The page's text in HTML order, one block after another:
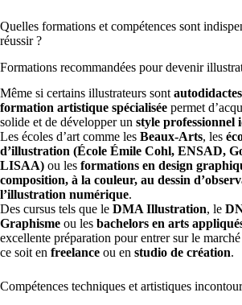
Quelles formations et compétences sont
réussir ?
Formations recommandées pour devenir
Même si certains illustrateurs sont autodidactes
formation artistique spécialisée permet
solide et de développer un style professionnel
Les écoles d’art comme les Beaux-Arts, les
d’illustration (École Émile Cohl, ENSAD,
LISAA) ou les formations en design
composition, à la couleur, au dessin
l’illustration numérique.
Des cursus tels que le DMA Illustration, le
Graphisme ou les bachelors en arts
excellente préparation pour entrer sur le
ce soit en freelance ou en studio de création.
Compétences techniques et artistiques